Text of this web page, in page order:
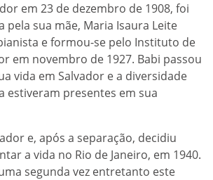
em 23 de dezembro de 1908, foi
pela sua mãe, Maria Isaura Leite
e formou-se pelo Instituto de
em novembro de 1927. Babi passou
vida em Salvador e a diversidade
estiveram presentes em sua
e, após a separação, decidiu
a vida no Rio de Janeiro, em 1940.
segunda vez entretanto este